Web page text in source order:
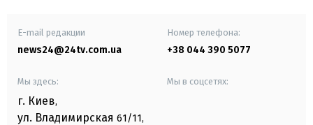
E-mail редакции
news24@24tv.com.ua
Номер телефона:
+38 044 390 5077
Мы здесь:
г. Киев,
ул. Владимирская 61/11,
Мы в соцсетях: